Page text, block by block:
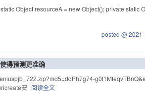
Object resourceA = new Object(); private static
posted @
得预测更准确
安 阅读全文